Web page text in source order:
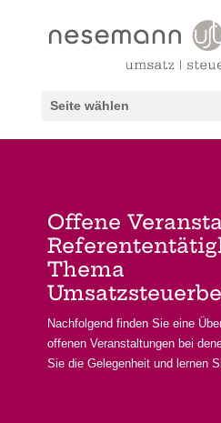
Seite wählen
Offene
Thema
Nachfolgend finden Sie eine
offenen Veranstaltungen bei
Sie die Gelegenheit und lernen